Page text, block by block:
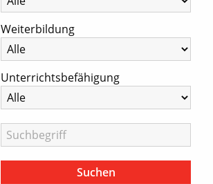
Weiterbildung
Unterrichtsbefähigung